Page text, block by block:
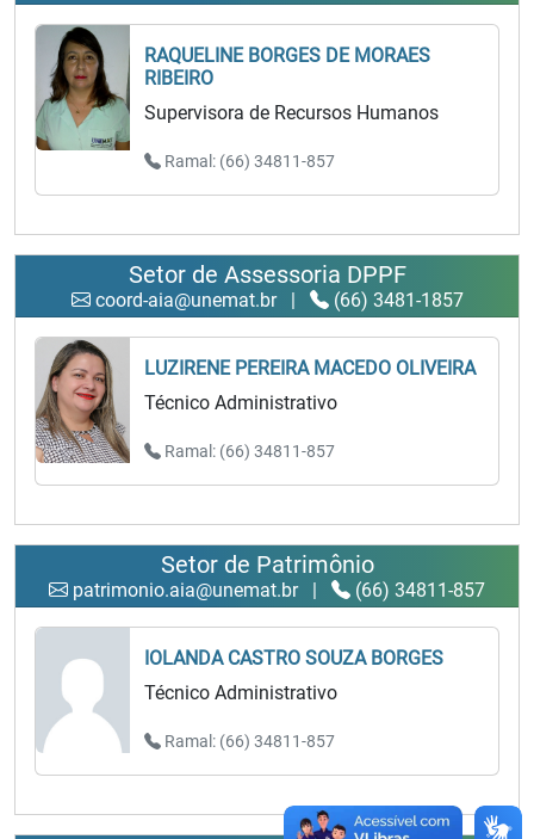
RAQUELINE BORGES DE MORAES
RIBEIRO
Supervisora de Recursos Humanos
Ramal: (66) 34811-857
Setor de Assessoria DPPF
coord-aia@unemat.br | (66) 3481-1857
LUZIRENE PEREIRA MACEDO OLIVEIRA
Técnico Administrativo
Ramal: (66) 34811-857
Setor de Patrimônio
patrimonio.aia@unemat.br | (66) 34811-857
IOLANDA CASTRO SOUZA BORGES
Técnico Administrativo
Ramal: (66) 34811-857